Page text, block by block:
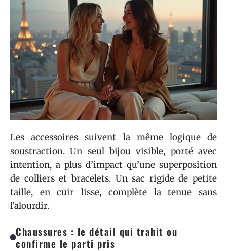
Les accessoires suivent la même logique de
soustraction. Un seul bijou visible, porté avec
intention, a plus d’impact qu’une superposition
de colliers et bracelets. Un sac rigide de petite
taille, en cuir lisse, complète la tenue sans
l’alourdir.
Chaussures : le détail qui trahit ou
confirme le parti pris